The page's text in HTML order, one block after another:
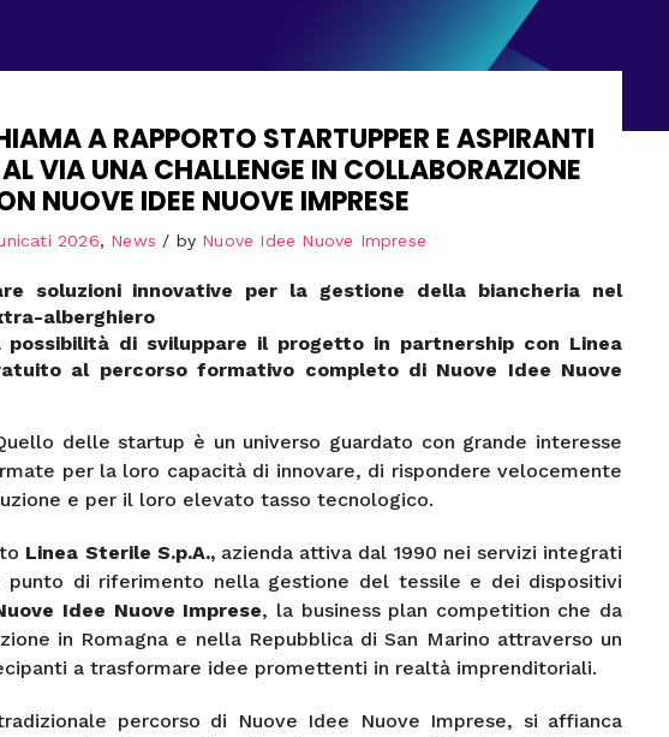
A RAPPORTO STARTUPPER E ASPIRANTI
VIA UNA CHALLENGE IN COLLABORAZIONE
NUOVE IDEE NUOVE IMPRESE
2026, News by Nuove Idee Nuove Imprese
soluzioni innovative per la gestione della biancheria nel
alberghiero
possibilità di sviluppare il progetto in partnership con Linea
al percorso formativo completo di Nuove Idee Nuove
delle startup è un universo guardato con grande interesse
per la loro capacità di innovare, di rispondere velocemente
e per il loro elevato tasso tecnologico.
Linea Sterile S.p.A.,azienda attiva dal 1990 nei servizi integrati
di riferimento nella gestione del tessile e dei dispositivi
Idee Nuove Imprese, la business plan competition che da
in Romagna e nella Repubblica di San Marino attraverso un
a trasformare idee promettenti in realtà imprenditoriali.
percorso di Nuove Idee Nuove Imprese, si affianca